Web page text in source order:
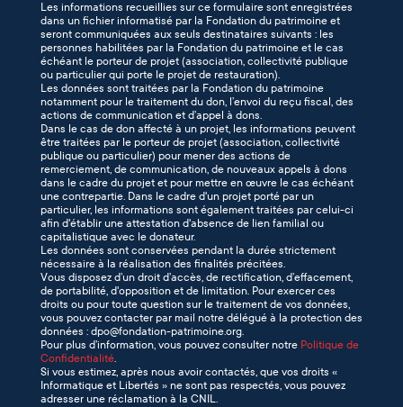
Les informations recueillies sur ce formulaire sont enregistrées
dans un fichier informatisé par la Fondation du patrimoine et
seront communiquées aux seuls destinataires suivants : les
personnes habilitées par la Fondation du patrimoine et le cas
échéant le porteur de projet (association, collectivité publique
ou particulier qui porte le projet de restauration).
Les données sont traitées par la Fondation du patrimoine
notamment pour le traitement du don, l’envoi du reçu fiscal, des
actions de communication et d’appel à dons.
Dans le cas de don affecté à un projet, les informations peuvent
être traitées par le porteur de projet (association, collectivité
publique ou particulier) pour mener des actions de
remerciement, de communication, de nouveaux appels à dons
dans le cadre du projet et pour mettre en œuvre le cas échéant
une contrepartie. Dans le cadre d'un projet porté par un
particulier, les informations sont également traitées par celui-ci
afin d'établir une attestation d'absence de lien familial ou
capitalistique avec le donateur.
Les données sont conservées pendant la durée strictement
nécessaire à la réalisation des finalités précitées.
Vous disposez d’un droit d’accès, de rectification, d’effacement,
de portabilité, d'opposition et de limitation. Pour exercer ces
droits ou pour toute question sur le traitement de vos données,
vous pouvez contacter par mail notre délégué à la protection des
données : dpo@fondation-patrimoine.org.
Pour plus d’information, vous pouvez consulter notre Politique de
Confidentialité.
Si vous estimez, après nous avoir contactés, que vos droits «
Informatique et Libertés » ne sont pas respectés, vous pouvez
adresser une réclamation à la CNIL.